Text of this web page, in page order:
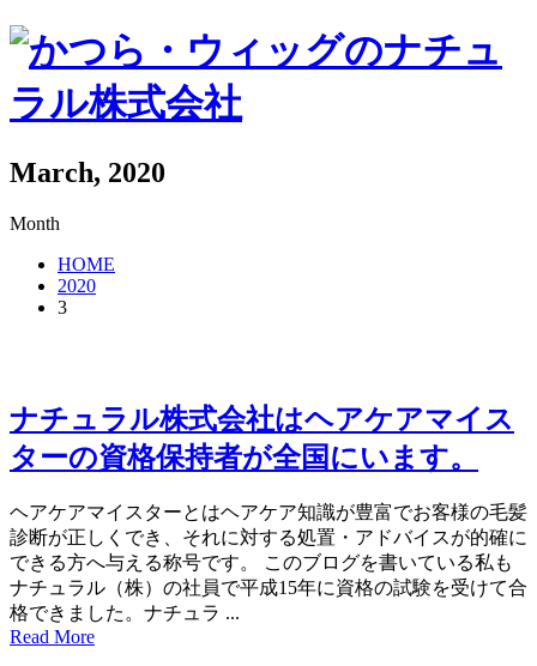
March, 2020
Month
HOME
2020
3
ナチュラル株式会社はヘアケアマイス
ターの資格保持者が全国にいます。
ヘアケアマイスターとはヘアケア知識が豊富でお客様の毛髪
診断が正しくでき、それに対する処置・アドバイスが的確に
できる方へ与える称号です。 このブログを書いている私も
ナチュラル（株）の社員で平成15年に資格の試験を受けて合
格できました。ナチュラ ...
Read More